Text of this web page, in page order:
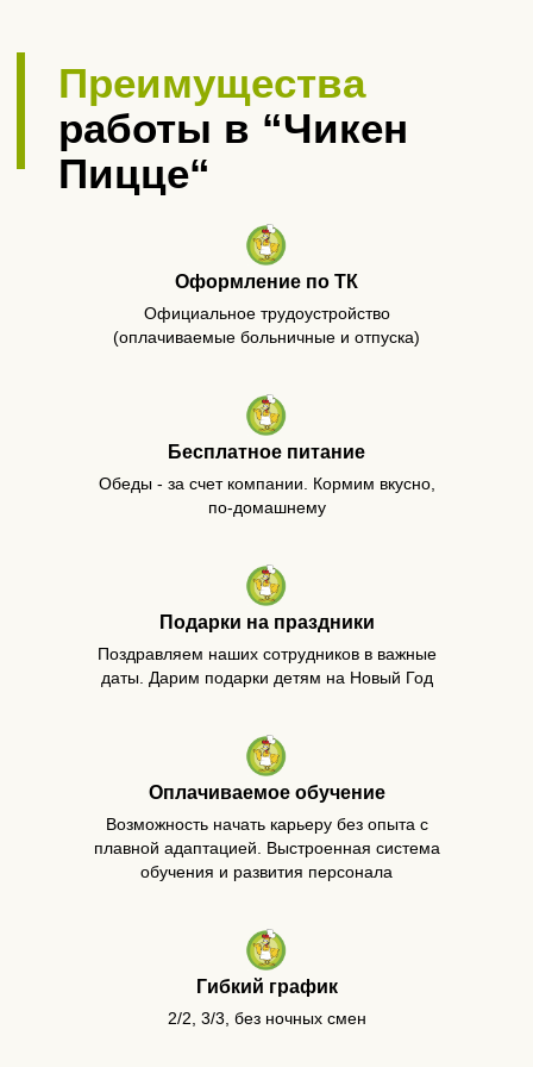
Официальное трудоустройство
(оплачиваемые больничные и отпуска)
Оформление по ТК
Возможность начать карьеру без опыта с
плавной адаптацией. Выстроенная система
обучения и развития персонала
Оплачиваемое обучение
Обеды - за счет компании. Кормим вкусно,
по-домашнему
Бесплатное питание
2/2, 3/3, без ночных смен
Поздравляем наших сотрудников в важные
даты. Дарим подарки детям на Новый Год
Гибкий график
Подарки на праздники
Заполняй анкету и приходи
на собеседование
заполнить анкету
трудоустройства
“Чикен Пицца“